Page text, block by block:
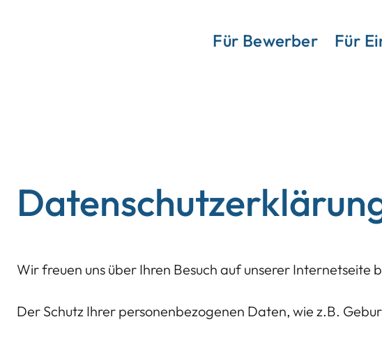
Für Bewerber Für
Wir freuen uns über Ihren Besuch auf unserer
Der Schutz Ihrer personenbezogenen Daten, wie z.B.